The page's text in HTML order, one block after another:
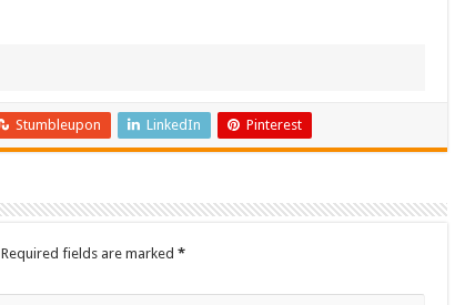
Stumbleupon LinkedIn Pinterest
Required fields are marked *